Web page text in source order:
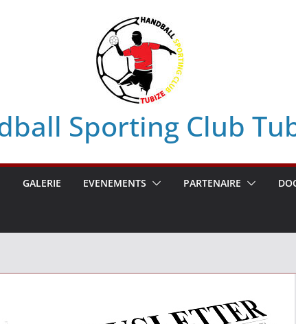
Sporting Club
GALERIE EVENEMENTS PARTENAIRE